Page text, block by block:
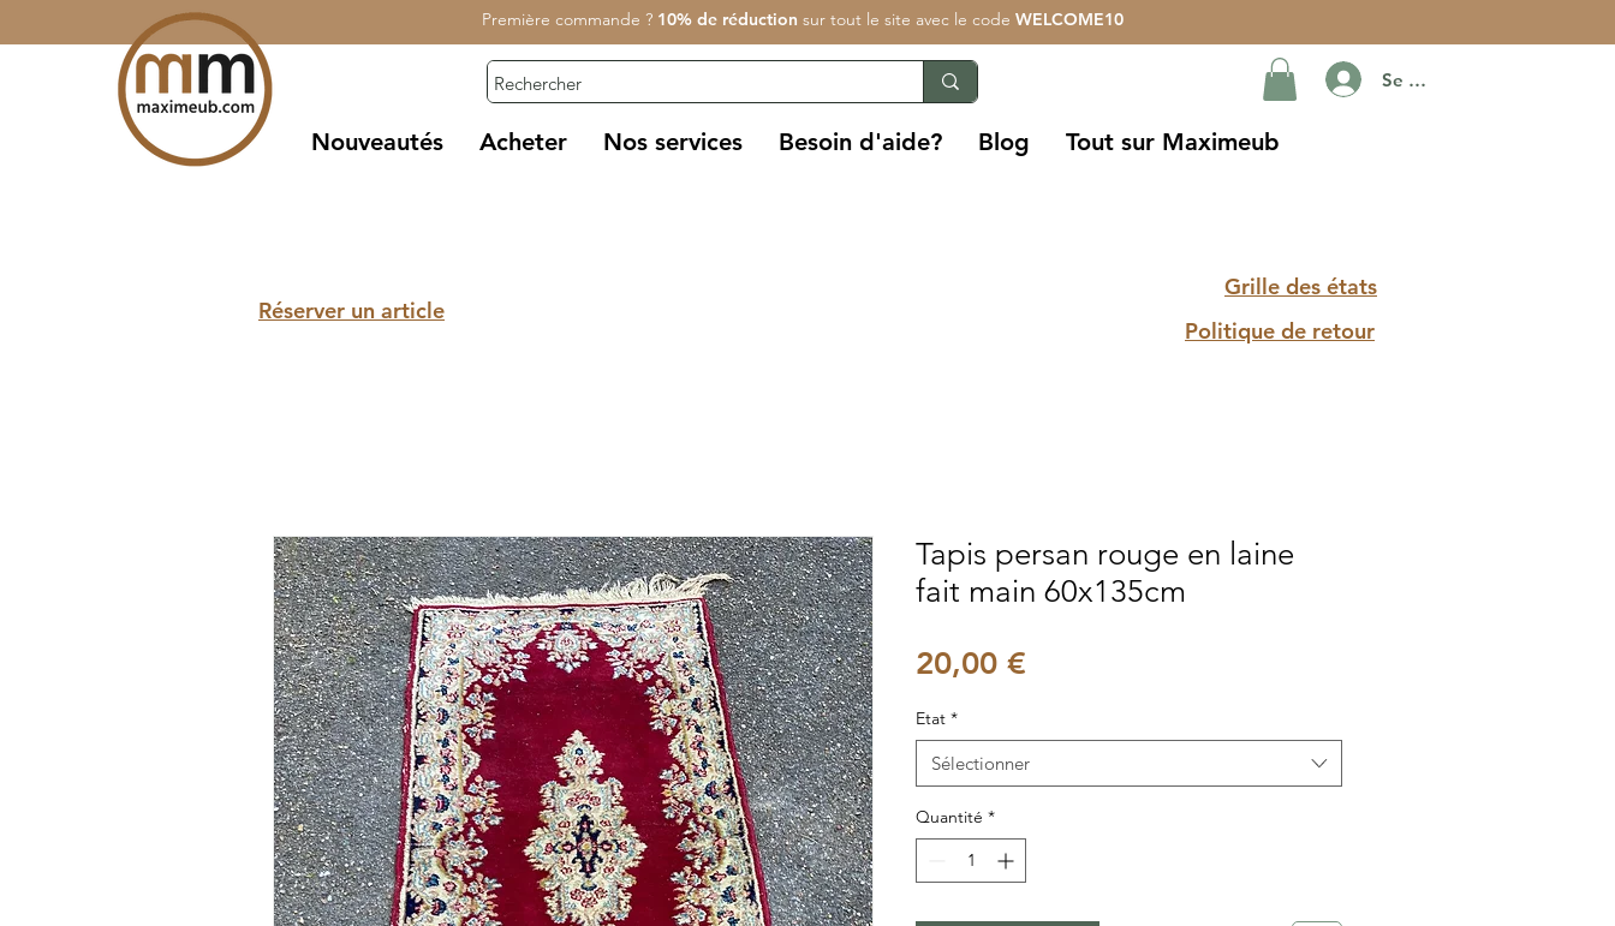
Nouveautés Acheter Nos services Besoin d'aide? Blog Tout sur Maximeub
Première commande ? 10% de réduction sur tout le site avec le code WELCOME10
Se connecter
Réserver un article
Grille des états
Politique de retour
Tapis persan rouge en laine
fait main 60x135cm
20,00 €
Etat *
Sélectionner
Quantité *